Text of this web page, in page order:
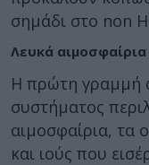
σημάδι στο non
Λευκά αιμοσφαίρια
Η πρώτη γραμμή
συστήματος
αιμοσφαίρια, τα
και ιούς που